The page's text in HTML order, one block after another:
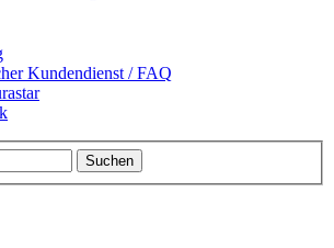
Kundendienst / FAQ
Suchen